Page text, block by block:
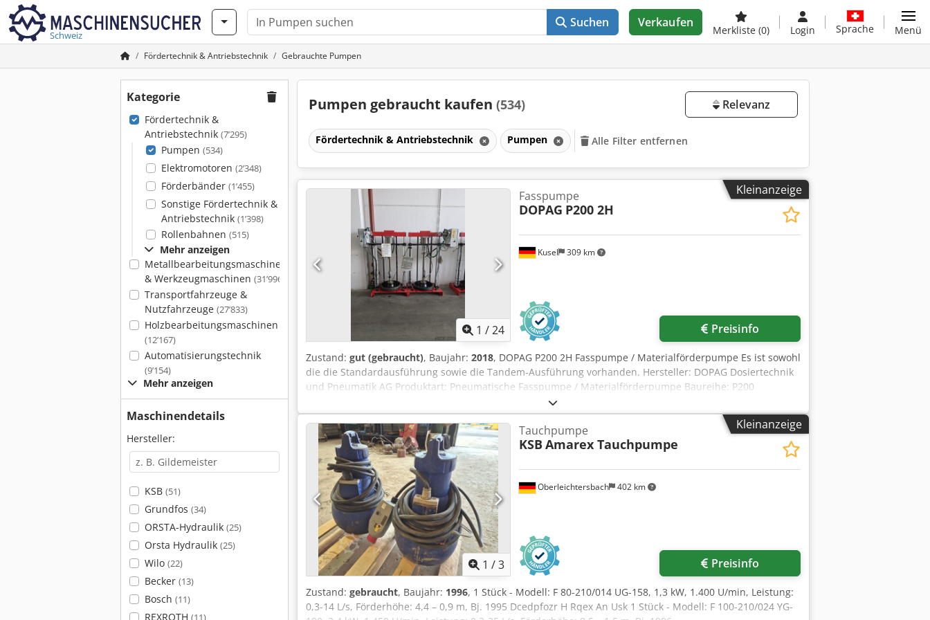
Schweiz
Suchen Verkaufen
Merkliste (0) Login Sprache Menü
Fördertechnik & Antriebstechnik Gebrauchte Pumpen
Kategorie
Fördertechnik &
Antriebstechnik (7’295)
Pumpen (534)
Elektromotoren (2’348)
Förderbänder (1’455)
Sonstige Fördertechnik &
Antriebstechnik (1’398)
Rollenbahnen (515)
Mehr anzeigen
Metallbearbeitungsmaschinen
& Werkzeugmaschinen (31’996)
Transportfahrzeuge &
Nutzfahrzeuge (27’833)
Holzbearbeitungsmaschinen
(12’167)
Automatisierungstechnik
(9’154)
Mehr anzeigen
Maschinendetails
Hersteller:
KSB (51)
Grundfos (34)
ORSTA-Hydraulik (25)
Orsta Hydraulik (25)
Wilo (22)
Becker (13)
Bosch (11)
REXROTH (11)
Pumpen gebraucht kaufen (534) Relevanz
Fördertechnik & Antriebstechnik Pumpen Alle Filter entfernen
Kleinanzeige
1 /24
Kusel 309 km
Fasspumpe
DOPAG P200 2H
Preisinfo
Zustand: gut (gebraucht), Baujahr: 2018, DOPAG P200 2H Fasspumpe / Materialförderpumpe Es ist sowohl
die die Standardausführung sowie die Tandem-Ausführung vorhanden. Hersteller: DOPAG Dosiertechnik
und Pneumatik AG Produktart: Pneumatische Fasspumpe / Materialförderpumpe Baureihe: P200
Ausführung 1: Drum pump P200 2H Ausführung 2: Drum pump P200 2H tandem Dcsdpfszr Tz Aex An Usk
Bedienkonzept: 2-Hand-Ausführung Antrieb: Pneumatisch Druckluftversorgung: 6 bar Maximale
Gebindegröße: 200 l Maximale Gebindehöhe: 880 mm Baujahr: 11/2018 Gewicht P200 2H: 386 kg Gewicht
P200 2H Tandem: 394 kg Materialzuführung: Direkt aus dem Originalgebinde Pumpenprinzip:
Kolbenpumpe Druckluftaufbereitung: Festo SMC Ventiltyp: VSA4244-00-1 Die DOPAG P200-Systeme sind
für die Förderung hochviskoser Materialien aus 200-Liter-Gebinden konzipiert, z.B. Kleb- und Dichtstoffe
oder Schmierstoffe. Je nach konkreter Pumpenkonfiguration sind unterschiedliche Förderleistungen,
Übersetzungsverhältnisse und Materialbereiche möglich. Die Tandem-Ausführung ermöglicht den Einsatz
von zwei Materialgebinden innerhalb eines entsprechend ausgeführten Fördersystems.
Kleinanzeige
1 /3
Oberleichtersbach 402 km
Tauchpumpe
KSB Amarex Tauchpumpe
Preisinfo
Zustand: gebraucht, Baujahr: 1996, 1 Stück - Modell: F 80-210/014 UG-158, 1,3 kW, 1.400 U/min, Leistung:
0,3-14 L/s, Förderhöhe: 4,4 – 0,9 m, Bj. 1995 Dcedpfozr H Rqex An Usk 1 Stück - Modell: F 100-210/024 YG-